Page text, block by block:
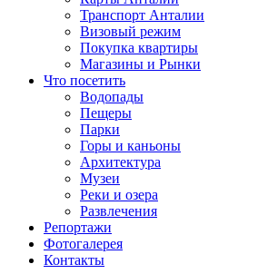
Транспорт Анталии
Визовый режим
Покупка квартиры
Магазины и Рынки
Что посетить
Водопады
Пещеры
Парки
Горы и каньоны
Архитектура
Музеи
Реки и озера
Развлечения
Репортажи
Фотогалерея
Контакты